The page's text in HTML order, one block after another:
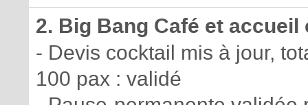
2. Big Bang Café et
- Devis cocktail mis à jour,
100 pax : validé